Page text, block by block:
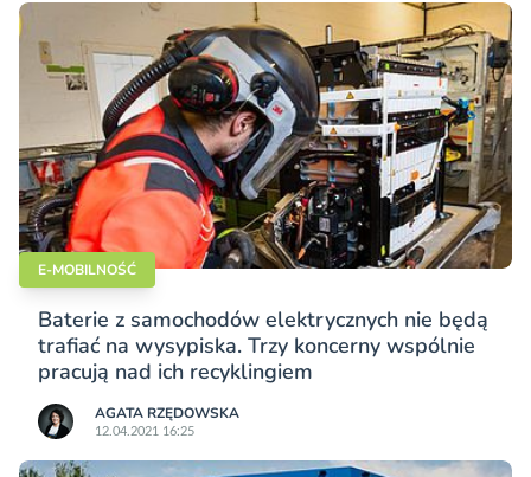
E-MOBILNOŚĆ
Baterie z samochodów elektrycznych nie będą
trafiać na wysypiska. Trzy koncerny wspólnie
pracują nad ich recyklingiem
AGATA RZĘDOWSKA
12.04.2021 16:25